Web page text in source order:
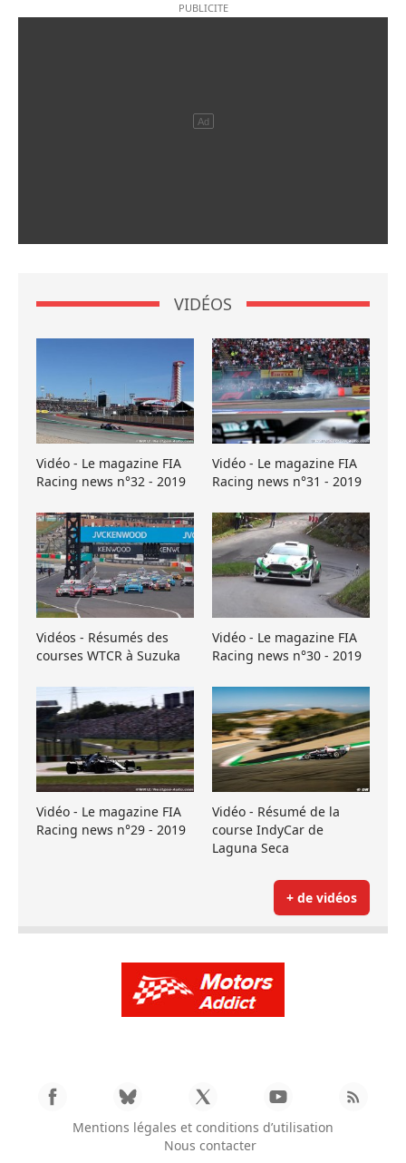
VIDÉOS
Vidéo - Le magazine FIA
Racing news n°32 - 2019
Vidéo - Le magazine FIA
Racing news n°31 - 2019
Vidéos - Résumés des
courses WTCR à Suzuka
Vidéo - Le magazine FIA
Racing news n°30 - 2019
Vidéo - Le magazine FIA
Racing news n°29 - 2019
Vidéo - Résumé de la
course IndyCar de
Laguna Seca
+ de vidéos
Mentions légales et conditions d’utilisation
Nous contacter